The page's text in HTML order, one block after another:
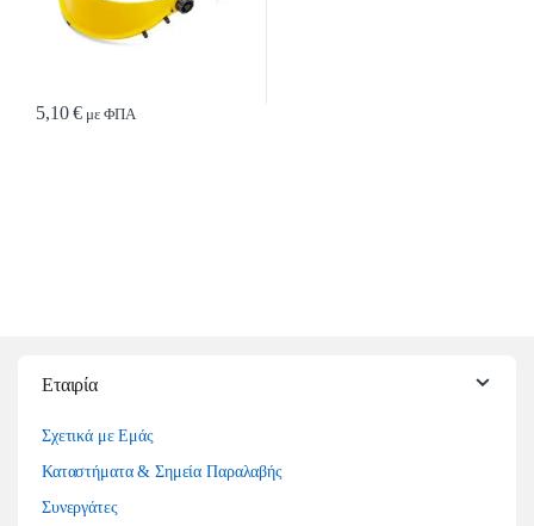
5,10€ με ΦΠΑ
Εταιρία
Σχετικά με Εμάς
Καταστήματα & Σημεία Παραλαβής
Συνεργάτες